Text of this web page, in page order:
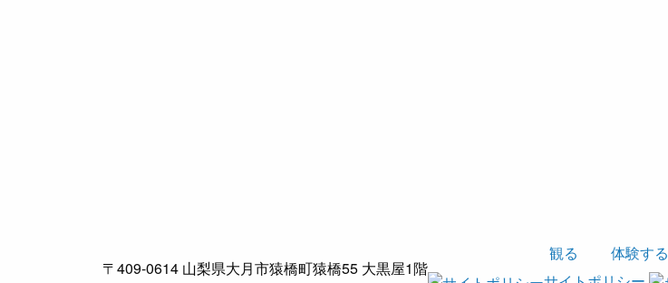
〒409-0614 山梨県大月市猿橋町猿橋55 大黒屋1階
観る 体験する